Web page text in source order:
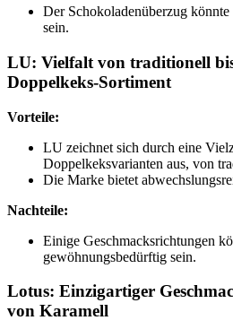
Der Schokoladenüberzug
sein.
LU: Vielfalt von traditionell
Doppelkeks-Sortiment
Vorteile:
LU zeichnet sich durch eine
Doppelkeksvarianten aus, von
Die Marke bietet
Nachteile:
Einige Geschmacksrichtungen
gewöhnungsbedürftig sein.
Lotus: Einzigartiger
von Karamell